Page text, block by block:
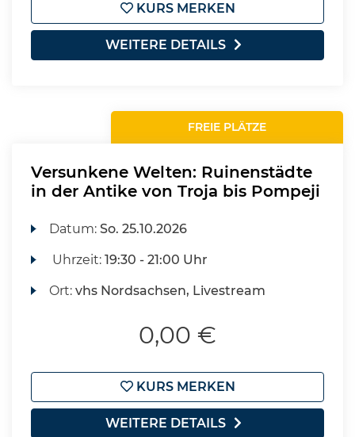
KURS MERKEN
WEITERE DETAILS
FREIE PLÄTZE
Versunkene Welten: Ruinenstädte
in der Antike von Troja bis Pompeji
Datum:So. 25.10.2026
Uhrzeit:19:30 - 21:00 Uhr
Ort:vhs Nordsachsen, Livestream
0,00 €
KURS MERKEN
WEITERE DETAILS